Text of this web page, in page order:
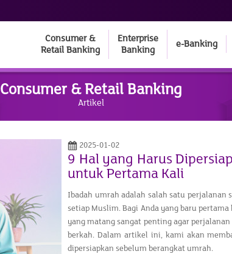
Consumer &
Retail Banking
Enterprise
Banking
e-Banking
Consumer & Retail Banking
Artikel
2025-01-02
9 Hal yang Harus
untuk Pertama Kali
Ibadah umrah adalah salah satu
setiap Muslim. Bagi Anda yang baru
yang matang sangat penting agar
berkah. Dalam artikel ini, kami akan
dipersiapkan sebelum berangkat umrah.